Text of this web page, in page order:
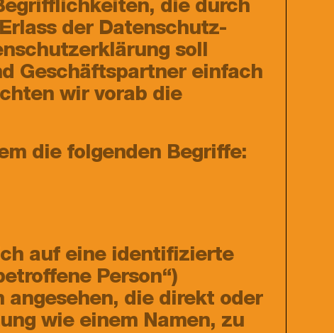
die durch
der Datenschutz-
soll
Geschäftspartner einfach
wir vorab die
die folgenden Begriffe:
auf eine identifizierte
Person“)
die direkt oder
wie einem Namen, zu